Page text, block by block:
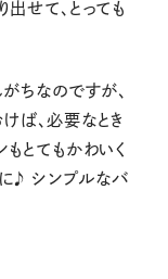
せて、とっても
ちなのですが、
ば、必要なとき
もとてもかわいく
に♪ シンプルなバ